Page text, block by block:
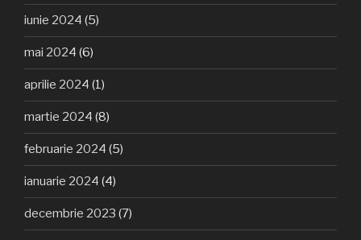
iunie 2024 (5)
mai 2024 (6)
aprilie 2024 (1)
martie 2024 (8)
februarie 2024 (5)
ianuarie 2024 (4)
decembrie 2023 (7)